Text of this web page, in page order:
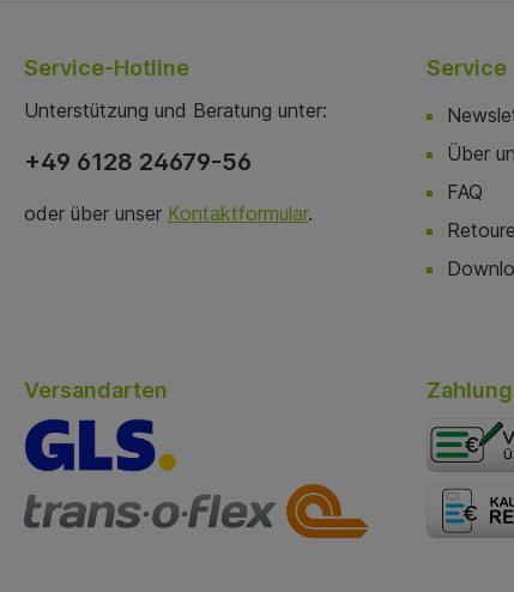
Service-Hotline
Unterstützung und Beratung unter:
+49 6128 24679-56
oder über unser Kontaktformular.
Service
Über
FAQ
Retoure
Versandarten